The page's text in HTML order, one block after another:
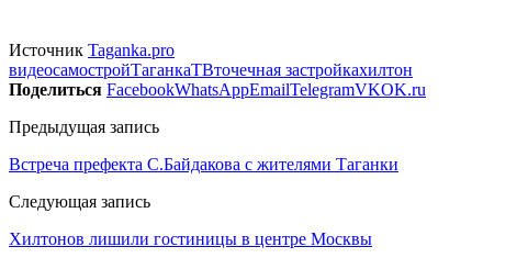
Источник Taganka.pro
видеосамостройТаганкаТВточечная застройкахилтон
Поделиться FacebookWhatsAppEmailTelegramVKOK.ru
Предыдущая запись
Встреча префекта С.Байдакова с жителями Таганки
Следующая запись
Хилтонов лишили гостиницы в центре Москвы